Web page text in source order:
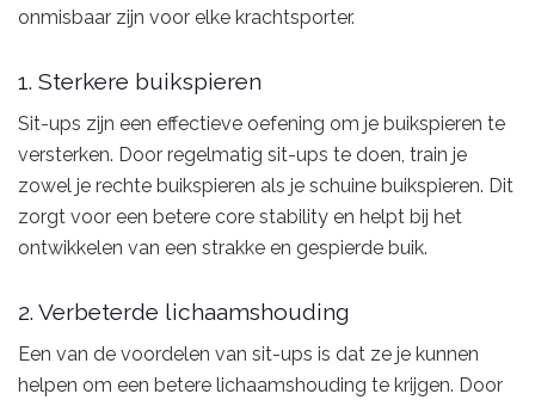
onmisbaar zijn voor elke krachtsporter.
1. Sterkere buikspieren
Sit-ups zijn een effectieve oefening om je buikspieren te
versterken. Door regelmatig sit-ups te doen, train je
zowel je rechte buikspieren als je schuine buikspieren. Dit
zorgt voor een betere core stability en helpt bij het
ontwikkelen van een strakke en gespierde buik.
2. Verbeterde lichaamshouding
Een van de voordelen van sit-ups is dat ze je kunnen
helpen om een betere lichaamshouding te krijgen. Door